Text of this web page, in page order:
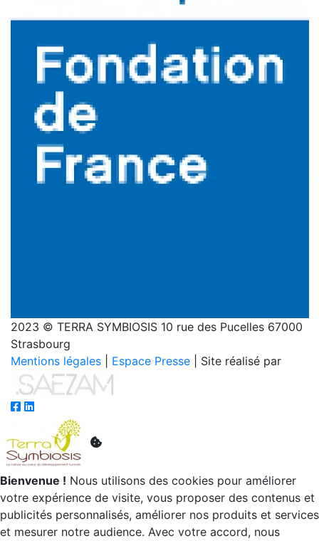
2023 © TERRA SYMBIOSIS 10 rue des Pucelles 67000
Strasbourg
Mentions légales
Espace Presse | Site réalisé par
Bienvenue ! Nous utilisons des cookies pour améliorer
votre expérience de visite, vous proposer des contenus et
publicités personnalisés, améliorer nos produits et services
et mesurer notre audience. Avec votre accord, nous